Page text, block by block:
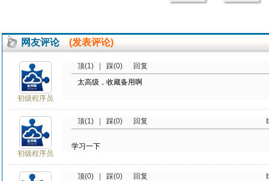
网友评论 (发表评论)
初级程序员
顶(1) | 踩(0)
回复
太高级，收藏备用啊
初级程序员
顶(1) | 踩(0) 回复
学习一下
顶(0) | 踩(0) 回复